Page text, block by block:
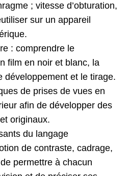
; vitesse d’obturation,
sur un appareil
: comprendre le
film en noir et blanc, la
développement et le tirage.
de prises de vues en
afin de développer des
originaux.
du langage
de contraste, cadrage,
permettre à chacun